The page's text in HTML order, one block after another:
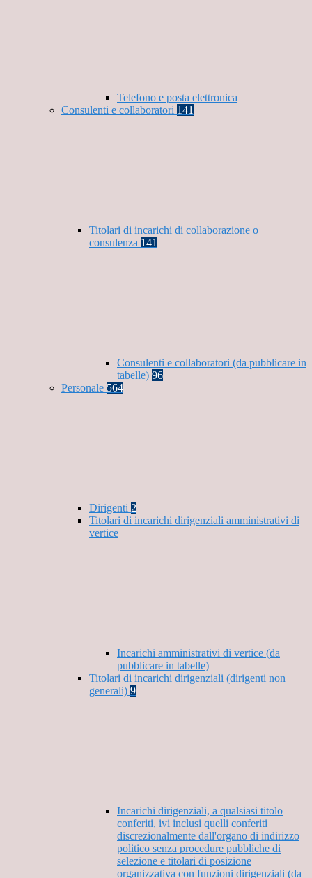
Telefono e posta elettronica
Consulenti e collaboratori 141
Titolari di incarichi di collaborazione o
consulenza 141
Consulenti e collaboratori (da pubblicare in
tabelle) 96
Personale 564
Dirigenti 2
Titolari di incarichi dirigenziali amministrativi di
vertice
Incarichi amministrativi di vertice (da
pubblicare in tabelle)
Titolari di incarichi dirigenziali (dirigenti non
generali) 9
Incarichi dirigenziali, a qualsiasi titolo
conferiti, ivi inclusi quelli conferiti
discrezionalmente dall'organo di indirizzo
politico senza procedure pubbliche di
selezione e titolari di posizione
organizzativa con funzioni dirigenziali (da